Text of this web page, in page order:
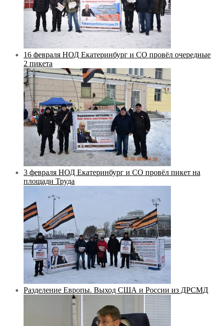
16 февраля НОД Екатеринбург и СО провёл очередные
2 пикета
3 февраля НОД Екатеринбург и СО провёл пикет на
площади Труда
Разделение Европы. Выход США и России из ДРСМД